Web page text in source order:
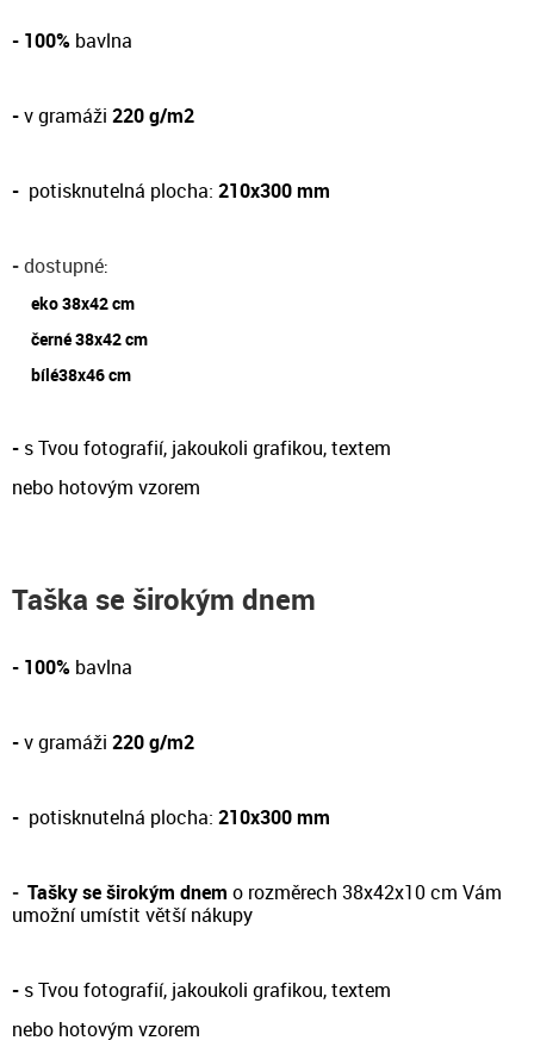
- 100% bavlna
-v gramáži 220 g/m2
- potisknutelná plocha: 210x300 mm
-dostupné:
eko 38x42 cm
černé 38x42 cm
bílé38x46 cm
- s Tvou fotografií, jakoukoli grafikou, textem
nebo hotovým vzorem
Taška se širokým dnem
- 100% bavlna
-v gramáži 220 g/m2
- potisknutelná plocha: 210x300 mm
- Tašky se širokým dnem o rozměrech 38x42x10 cm Vám
umožní umístit větší nákupy
- s Tvou fotografií, jakoukoli grafikou, textem
nebo hotovým vzorem